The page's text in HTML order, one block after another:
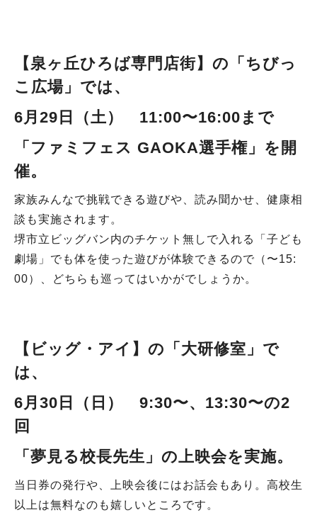
【泉ヶ丘ひろば専門店街】の「ちびっ
こ広場」 では、
6月29日（土） 11:00〜16:00まで
「ファミフェス GAOKA選手権」 を開
催。
家族みんなで挑戦できる遊びや、読み聞かせ、健康相
談も実施されます。
堺市立ビッグバン内のチケット無しで入れる「子ども
劇場」でも体を使った遊びが体験できるので（〜15:
00）、どちらも巡ってはいかがでしょうか。
【ビッグ・アイ 】の「大研修室」 で
は、
6月30日（日） 9:30〜、13:30〜の2
回
「夢見る校長先生」の上映会を実施。
当日券の発行や、上映会後にはお話会もあり。高校生
以上は無料なのも嬉しいところです。